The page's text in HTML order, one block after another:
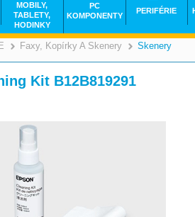
>
Faxy, Kopírky A Skenery Skenery
Kit B12B819291
MOBILY,
TABLETY,
HODINKY
PC
KOMPONENTY
PERIFÉRIE